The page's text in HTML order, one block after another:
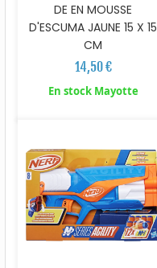
DE EN MOUSSE
D'ESCUMA JAUNE 15 X 15
CM
14,50 €
En stock Mayotte